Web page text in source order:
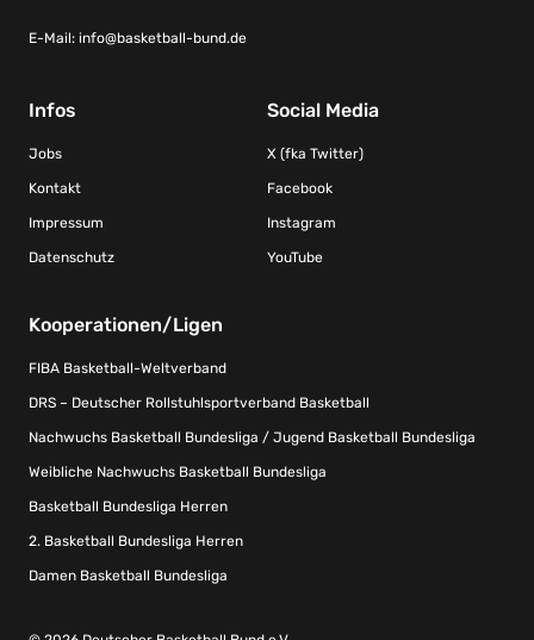
E-Mail: info@basketball-bund.de
Infos
Jobs
Kontakt
Impressum
Datenschutz
Social Media
X (fka Twitter)
Facebook
Instagram
YouTube
Kooperationen/Ligen
FIBA Basketball-Weltverband
DRS – Deutscher Rollstuhlsportverband Basketball
Nachwuchs Basketball Bundesliga / Jugend Basketball Bundesliga
Weibliche Nachwuchs Basketball Bundesliga
Basketball Bundesliga Herren
2. Basketball Bundesliga Herren
Damen Basketball Bundesliga